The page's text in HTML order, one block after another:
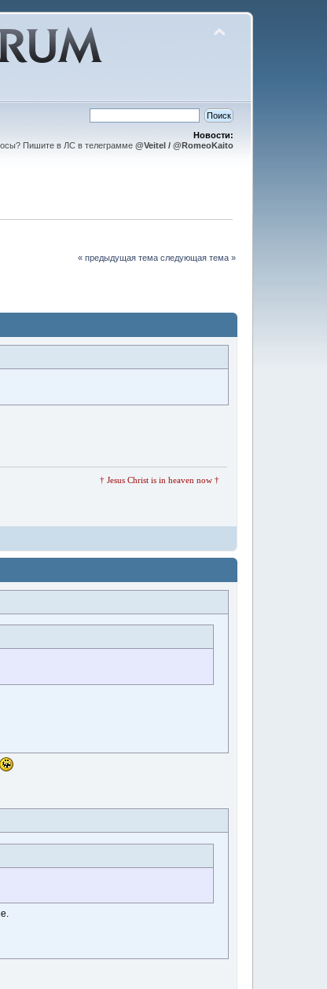
Новости:
Пишите в ЛС в телеграмме @Veitel / @RomeoKaito
« предыдущая тема следующая тема »
† Jesus Christ is in heaven now †